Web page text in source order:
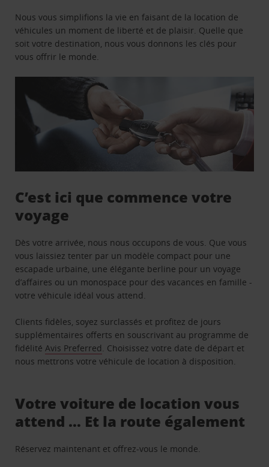
Nous vous simplifions la vie en faisant de la location de
véhicules un moment de liberté et de plaisir. Quelle que
soit votre destination, nous vous donnons les clés pour
vous offrir le monde.
C’est ici que commence votre
voyage
Dès votre arrivée, nous nous occupons de vous. Que vous
vous laissiez tenter par un modèle compact pour une
escapade urbaine, une élégante berline pour un voyage
d’affaires ou un monospace pour des vacances en famille -
votre véhicule idéal vous attend.
Clients fidèles, soyez surclassés et profitez de jours
supplémentaires offerts en souscrivant au programme de
fidélitéAvis Preferred. Choisissez votre date de départ et
nous mettrons votre véhicule de location à disposition.
Votre voiture de location vous
attend … Et la route également
Réservez maintenant et offrez-vous le monde.